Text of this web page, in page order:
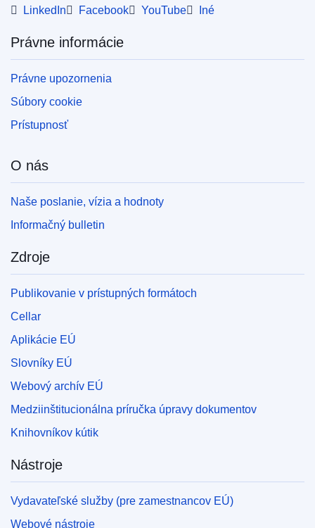
LinkedIn Facebook YouTube Iné
Právne informácie
Právne upozornenia
Súbory cookie
Prístupnosť
O nás
Naše poslanie, vízia a hodnoty
Informačný bulletin
Zdroje
Publikovanie v prístupných formátoch
Cellar
Aplikácie EÚ
Slovníky EÚ
Webový archív EÚ
Medziinštitucionálna príručka úpravy dokumentov
Knihovníkov kútik
Nástroje
Vydavateľské služby (pre zamestnancov EÚ)
Webové nástroje